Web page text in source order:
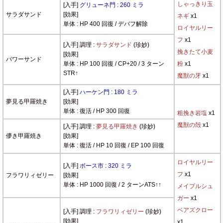
サラダサンド
[入手] グリューネ門 : 260 ミラ
[効果]
単体 : HP 400 回復 / デバフ解除
しゃっきり玉
ネギx1
ロイヤルリー
フ x1
挽きたて小麦
粉x1
魔獣の牙x1
パワーサンド
[入手] 調理 : サラダサンド (珍妙)
[効果]
単体 : HP 100 回復 / CP+20 / 3 ターン
STR↑
夢見る甲羅焼き
[入手] ハーケン門 : 180 ミラ
[効果]
単体 : 復活 / HP 300 回復
粗挽き岩塩 x1
魔獣の殻x1
儚き甲羅焼き
[入手] 調理 : 夢見る甲羅焼き (珍妙)
[効果]
単体 : 復活 / HP 10 回復 / EP 100 回復
フラワリィゼリー
[入手] ボース市 : 320 ミラ
[効果]
単体 : HP 1000 回復 / 2 ターンATS↑↑
ロイヤルリー
フ x1
メイプルシュ
ガー x1
ベアズクロー
[入手] 調理 : フラワリィゼリー (珍妙)
[効果]